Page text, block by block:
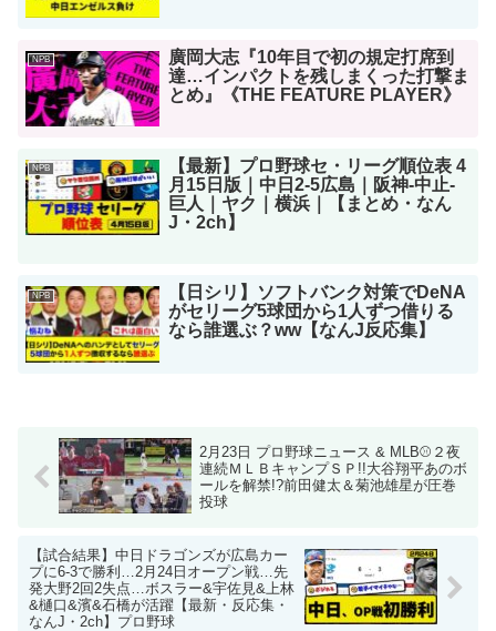
NPB
廣岡大志『10年目で初の規定打席到
達…インパクトを残しまくった打撃ま
とめ』《THE FEATURE PLAYER》
NPB
【最新】プロ野球セ・リーグ順位表 4
月15日版｜中日2-5広島｜阪神-中止-
巨人｜ヤク｜横浜｜【まとめ・なん
J・2ch】
NPB
【日シリ】ソフトバンク対策でDeNA
がセリーグ5球団から1人ずつ借りる
なら誰選ぶ？ww【なんJ反応集】
2月23日 プロ野球ニュース & MLB⚾️２夜
連続ＭＬＢキャンプＳＰ!!大谷翔平あのボ
ールを解禁!?前田健太＆菊池雄星が圧巻
投球
【試合結果】中日ドラゴンズが広島カー
プに6-3で勝利…2月24日オープン戦…先
発大野2回2失点…ボスラー&宇佐見&上林
&樋口&濱&石橋が活躍【最新・反応集・
なんJ・2ch】プロ野球